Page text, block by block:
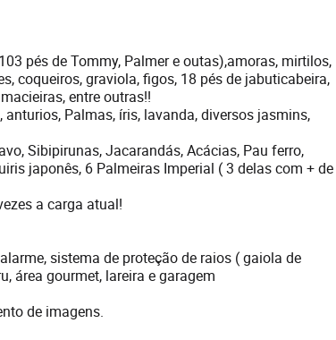
pés de Tommy, Palmer e outas),amoras, mirtilos,
coqueiros, graviola, figos, 18 pés de jabuticabeira,
entre outras!!
Palmas, íris, lavanda, diversos jasmins,
Sibipirunas, Jacarandás, Acácias, Pau ferro,
japonês, 6 Palmeiras Imperial ( 3 delas com + de
a carga atual!
sistema de proteção de raios ( gaiola de
área gourmet, lareira e garagem
de imagens.